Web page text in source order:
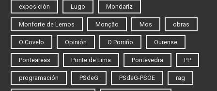
exposición Lugo Mondariz
Monforte de Lemos Monção Mos obras
O Covelo Opinión O Porriño Ourense
Ponteareas Ponte de Lima Pontevedra PP
programación PSdeG PSdeG-PSOE rag